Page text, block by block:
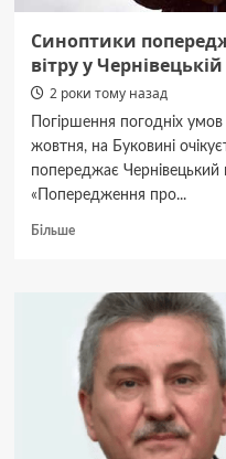
Синоптики
вітру у Чернівецькій
2 роки тому назад
Погіршення погодніх
жовтня, на Буковині
попереджає Чернівецький
«Попередження про...
БільшеДокладніше
попереджають
про
посилення
вітру
у
Чернівецькій
області